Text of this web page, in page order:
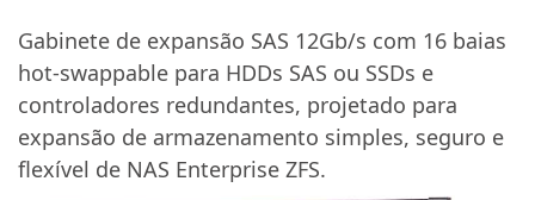
Gabinete de expansão SAS 12Gb/s com 16 baias
hot-swappable para HDDs SAS ou SSDs e
controladores redundantes, projetado para
expansão de armazenamento simples, seguro e
flexível de NAS Enterprise ZFS.